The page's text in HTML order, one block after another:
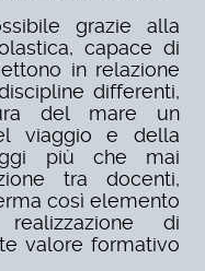
grazie alla
capace di
in relazione
differenti,
del mare un
viaggio e della
più che mai
tra docenti,
così elemento
di
valore formativo